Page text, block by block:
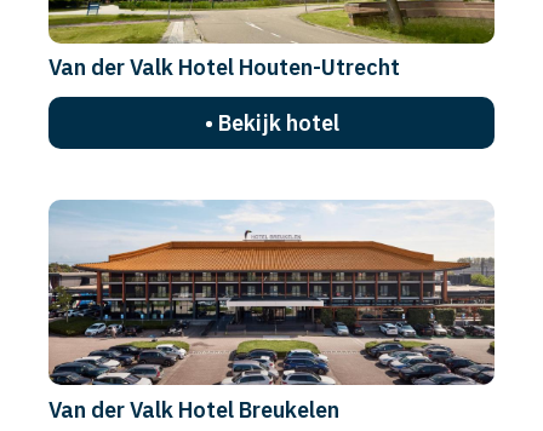
Van der Valk Hotel Houten-Utrecht
• Bekijk hotel
Van der Valk Hotel Breukelen